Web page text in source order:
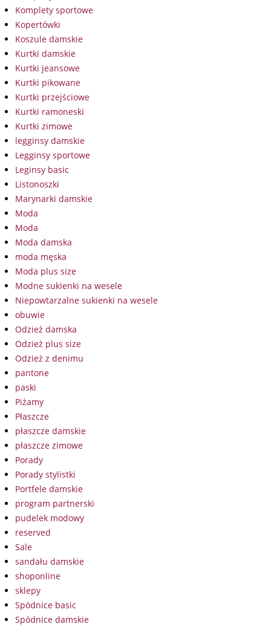
Komplety sportowe
Kopertówki
Koszule damskie
Kurtki damskie
Kurtki jeansowe
Kurtki pikowane
Kurtki przejściowe
Kurtki ramoneski
Kurtki zimowe
legginsy damskie
Legginsy sportowe
Leginsy basic
Listonoszki
Marynarki damskie
Moda
Moda
Moda damska
moda męska
Moda plus size
Modne sukienki na wesele
Niepowtarzalne sukienki na wesele
obuwie
Odzież damska
Odzież plus size
Odzież z denimu
pantone
paski
Piżamy
Płaszcze
płaszcze damskie
płaszcze zimowe
Porady
Porady stylistki
Portfele damskie
program partnerski
pudelek modowy
reserved
Sale
sandału damskie
shoponline
sklepy
Spódnice basic
Spódnice damskie